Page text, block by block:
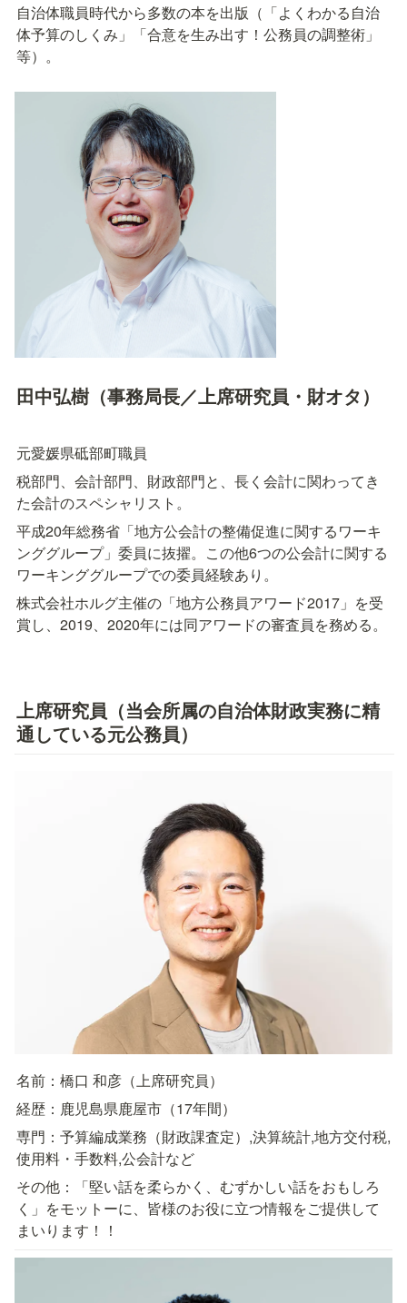
自治体職員時代から多数の本を出版（「よくわかる自治
体予算のしくみ」「合意を生み出す！公務員の調整術」
等）。
田中弘樹（事務局長／上席研究員・財オタ）
元愛媛県砥部町職員
税部門、会計部門、財政部門と、長く会計に関わってき
た会計のスペシャリスト。
平成20年総務省「地方公会計の整備促進に関するワーキ
ンググループ」委員に抜擢。この他6つの公会計に関する
ワーキンググループでの委員経験あり。
株式会社ホルグ主催の「地方公務員アワード2017」を受
賞し、2019、2020年には同アワードの審査員を務める。
上席研究員（当会所属の自治体財政実務に精
通している元公務員）
名前：橋口 和彦（上席研究員）
経歴：鹿児島県鹿屋市（17年間）
専門：予算編成業務（財政課査定）,決算統計,地方交付税,
使用料・手数料,公会計など
その他：「堅い話を柔らかく、むずかしい話をおもしろ
く」をモットーに、皆様のお役に立つ情報をご提供して